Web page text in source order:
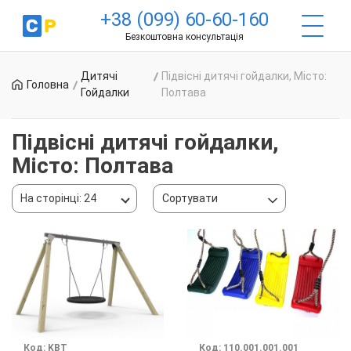
+38 (099) 60-60-160
Безкоштовна консультація
Головна
Дитячі
Гойдалки
Підвісні дитячі гойдалки, Місто:
Полтава
Підвісні дитячі гойдалки,
Місто: Полтава
На сторінці: 24 Сортувати
Код: KBT Код: 110.001.001.001